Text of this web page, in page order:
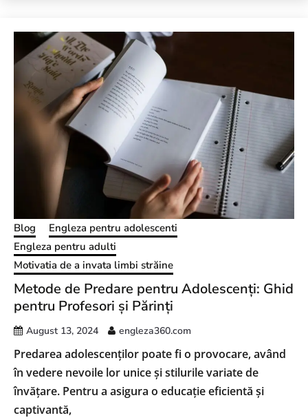
Blog
Engleza pentru adolescenti
Engleza pentru adulti
Motivatia de a invata limbi străine
Metode de Predare pentru Adolescenți: Ghid
pentru Profesori și Părinți
August 13, 2024 engleza360.com
Predarea adolescenților poate fi o provocare, având
în vedere nevoile lor unice și stilurile variate de
învățare. Pentru a asigura o educație eficientă și
captivantă,